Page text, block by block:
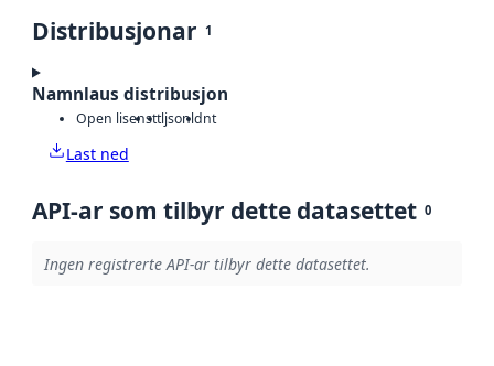
Distribusjonar 1
Namnlaus distribusjon
Open lisensttljsonldnt
Last ned
API-ar som tilbyr dette datasettet 0
Ingen registrerte API-ar tilbyr dette datasettet.